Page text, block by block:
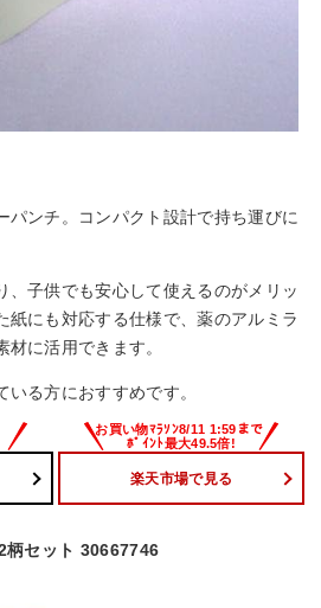
パンチ。コンパクト設計で持ち運びに
、子供でも安心して使えるのがメリッ
紙にも対応する仕様で、薬のアルミラ
材に活用できます。
る方におすすめです。
楽天市場で見る
柄セット 30667746